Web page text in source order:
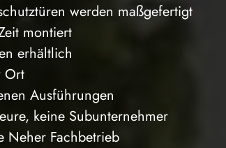
werden maßgefertigt
montiert
erhältlich
Ort
Ausführungen
keine Subunternehmer
Neher Fachbetrieb